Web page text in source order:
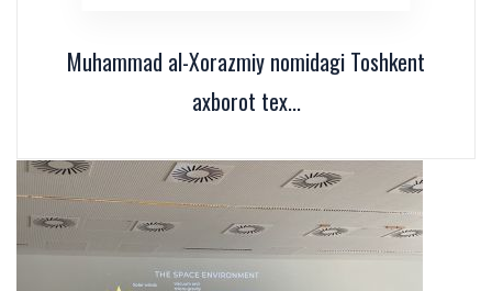
Muhammad al-Xorazmiy nomidagi Toshkent
axborot tex...